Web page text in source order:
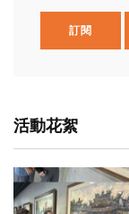
訂閱
活動花絮